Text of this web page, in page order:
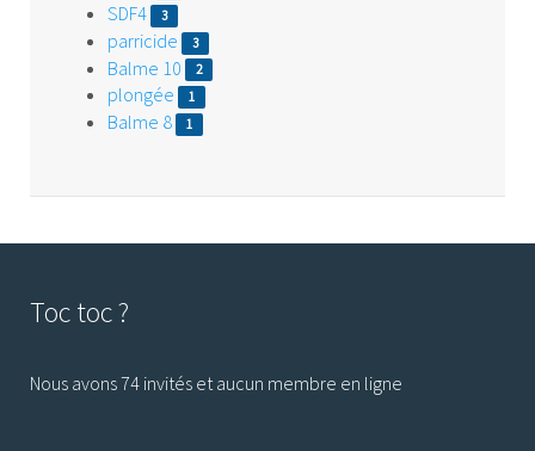
SDF4 3
parricide 3
Balme 10 2
plongée 1
Balme 8 1
Toc toc ?
Nous avons 74 invités et aucun membre en ligne